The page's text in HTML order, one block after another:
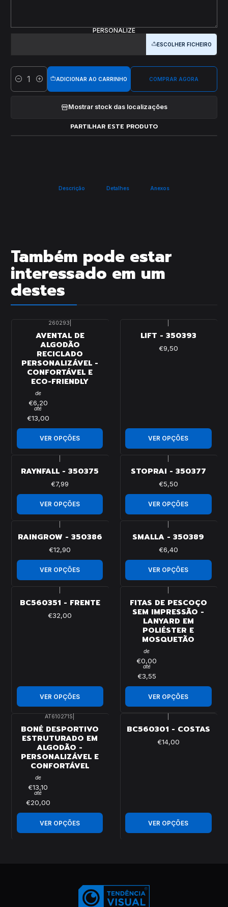
PERSONALIZE
ESCOLHER FICHEIRO
Quantidade
ADICIONAR AO CARRINHO COMPRAR AGORA
Mostrar stock das localizações
PARTILHAR ESTE PRODUTO
Descrição Detalhes Anexos
Também pode estar
interessado em um
destes
260293
AVENTAL DE
ALGODÃO
RECICLADO
PERSONALIZÁVEL -
CONFORTÁVEL E
ECO-FRIENDLY
de
€6,20
até
€13,00
VER OPÇÕES
LIFT - 350393
€9,50
VER OPÇÕES
RAYNFALL - 350375
€7,99
VER OPÇÕES
STOPRAI - 350377
€5,50
VER OPÇÕES
RAINGROW - 350386
€12,90
VER OPÇÕES
SMALLA - 350389
€6,40
VER OPÇÕES
BC560351 - FRENTE
€32,00
VER OPÇÕES
FITAS DE PESCOÇO
SEM IMPRESSÃO -
LANYARD EM
POLIÉSTER E
MOSQUETÃO
de
€0,00
até
€3,55
VER OPÇÕES
AT610271S
BONÉ DESPORTIVO
ESTRUTURADO EM
ALGODÃO -
PERSONALIZÁVEL E
CONFORTÁVEL
de
€13,10
até
€20,00
VER OPÇÕES
BC560301 - COSTAS
€14,00
VER OPÇÕES